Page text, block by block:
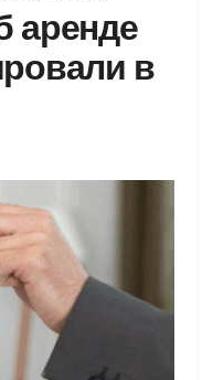
аренде
в